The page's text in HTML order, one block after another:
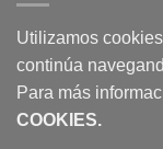
Utilizamos
continúa
Para más
COOKIES.